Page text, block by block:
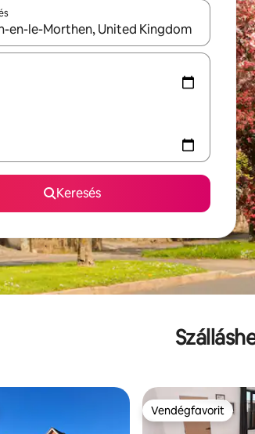
között a felfelé és a lefelé nyíllal
Keresés
Vendégfavorit
Vendégfavorit